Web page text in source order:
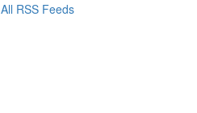
All RSS Feeds